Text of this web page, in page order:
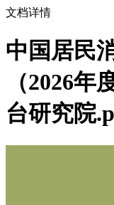
文档详情
中国居民
（2026
台研究院